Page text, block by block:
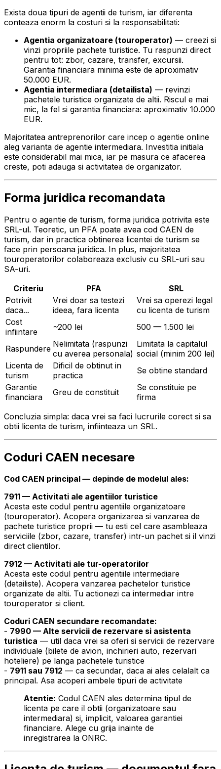
Exista doua tipuri de agentii de turism, iar diferenta
conteaza enorm la costuri si la responsabilitati:
Agentia organizatoare (touroperator) — creezi si
vinzi propriile pachete turistice. Tu raspunzi direct
pentru tot: zbor, cazare, transfer, excursii.
Garantia financiara minima este de aproximativ
50.000 EUR.
Agentia intermediara (detailista) — revinzi
pachetele turistice organizate de altii. Riscul e mai
mic, la fel si garantia financiara: aproximativ 10.000
EUR.
Majoritatea antreprenorilor care incep o agentie online
aleg varianta de agentie intermediara. Investitia initiala
este considerabil mai mica, iar pe masura ce afacerea
creste, poti adauga si activitatea de organizator.
Forma juridica recomandata
Pentru o agentie de turism, forma juridica potrivita este
SRL-ul. Teoretic, un PFA poate avea cod CAEN de
turism, dar in practica obtinerea licentei de turism se
face prin persoana juridica. In plus, majoritatea
touroperatorilor colaboreaza exclusiv cu SRL-uri sau
SA-uri.
Criteriu
PFA
SRL
Potrivit
daca...
Vrei doar sa testezi
ideea, fara licenta
Vrei sa operezi legal
cu licenta de turism
Cost
infiintare
~200 lei 500 — 1.500 lei
Raspundere Nelimitata (raspunzi
cu averea personala)
Limitata la capitalul
social (minim 200 lei)
Licenta de
turism
Dificil de obtinut in
practica
Se obtine standard
Garantie
financiara
Greu de constituit
Se constituie pe
firma
Concluzia simpla: daca vrei sa faci lucrurile corect si sa
obtii licenta de turism, infiinteaza un SRL.
Coduri CAEN necesare
Cod CAEN principal — depinde de modelul ales:
7911 — Activitati ale agentiilor turistice
Acesta este codul pentru agentiile organizatoare
(touroperator). Acopera organizarea si vanzarea de
pachete turistice proprii — tu esti cel care asambleaza
serviciile (zbor, cazare, transfer) intr-un pachet si il vinzi
direct clientilor.
7912 — Activitati ale tur-operatorilor
Acesta este codul pentru agentiile intermediare
(detailiste). Acopera vanzarea pachetelor turistice
organizate de altii. Tu actionezi ca intermediar intre
touroperator si client.
Coduri CAEN secundare recomandate:
- 7990 — Alte servicii de rezervare si asistenta
turistica — util daca vrei sa oferi si servicii de rezervare
individuale (bilete de avion, inchirieri auto, rezervari
hoteliere) pe langa pachetele turistice
- 7911 sau 7912 — ca secundar, daca ai ales celalalt ca
principal. Asa acoperi ambele tipuri de activitate
Atentie: Codul CAEN ales determina tipul de
licenta pe care il obtii (organizatoare sau
intermediara) si, implicit, valoarea garantiei
financiare. Alege cu grija inainte de
inregistrarea la ONRC.